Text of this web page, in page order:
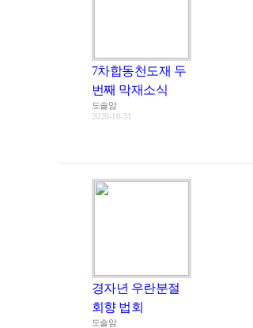
7차합동천도재 두
번째 막재소식
도솔암
2020-10-31
경자년 우란분절
회향 법회
도솔암